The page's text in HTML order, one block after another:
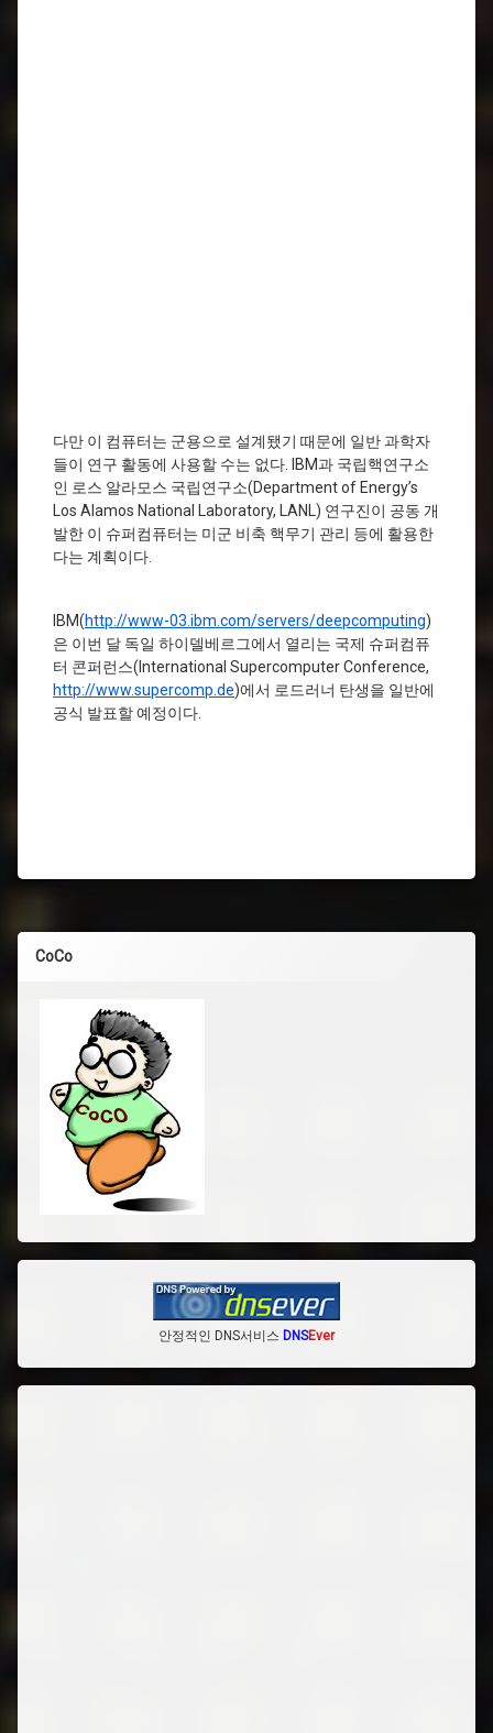
다만 이 컴퓨터는 군용으로 설계됐기 때문에 일반 과학자
들이 연구 활동에 사용할 수는 없다. IBM과 국립핵연구소
인 로스 알라모스 국립연구소(Department of Energy’s
Los Alamos National Laboratory, LANL) 연구진이 공동 개
발한 이 슈퍼컴퓨터는 미군 비축 핵무기 관리 등에 활용한
다는 계획이다.
IBM(http://www-03.ibm.com/servers/deepcomputing)
은 이번 달 독일 하이델베르그에서 열리는 국제 슈퍼컴퓨
터 콘퍼런스(International Supercomputer Conference,
http://www.supercomp.de)에서 로드러너 탄생을 일반에
공식 발표할 예정이다.
CoCo
안정적인 DNS서비스 DNSEver